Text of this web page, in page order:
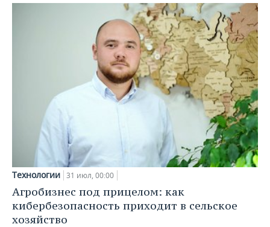
Технологии 31 июл, 00:00
Агробизнес под прицелом: как
кибербезопасность приходит в сельское
хозяйство